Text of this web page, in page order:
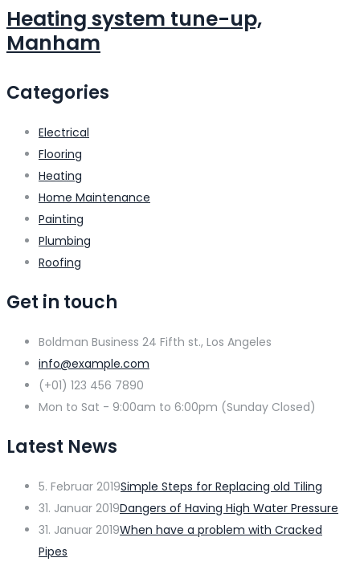
Heating system tune-up,
Manham
Categories
Electrical
Flooring
Heating
Home Maintenance
Painting
Plumbing
Roofing
Get in touch
Boldman Business 24 Fifth st., Los Angeles
info@example.com
(+01) 123 456 7890
Mon to Sat - 9:00am to 6:00pm (Sunday Closed)
Latest News
5. Februar 2019Simple Steps for Replacing old Tiling
31. Januar 2019Dangers of Having High Water Pressure
31. Januar 2019When have a problem with Cracked
Pipes